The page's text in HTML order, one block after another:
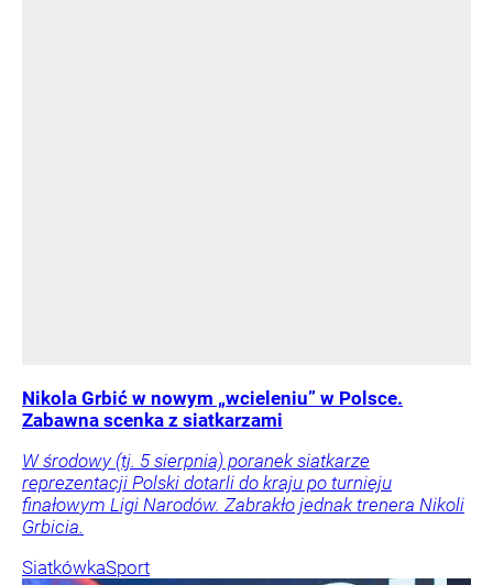
Nikola Grbić w nowym „wcieleniu” w Polsce.
Zabawna scenka z siatkarzami
W środowy (tj. 5 sierpnia) poranek siatkarze
reprezentacji Polski dotarli do kraju po turnieju
finałowym Ligi Narodów. Zabrakło jednak trenera Nikoli
Grbicia.
SiatkówkaSport